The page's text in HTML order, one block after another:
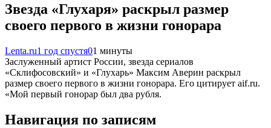
Звезда «Глухаря» раскрыл размер
своего первого в жизни гонорара
Lenta.ru1 год спустя01 минуты
Заслуженный артист России, звезда сериалов
«Склифосовский» и «Глухарь» Максим Аверин раскрыл
размер своего первого в жизни гонорара. Его цитирует aif.ru.
«Мой первый гонорар был два рубля.
Навигация по записям